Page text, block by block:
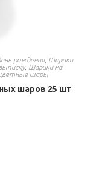
рождения, Шарики
, Шарики на
шары
шаров 25 шт